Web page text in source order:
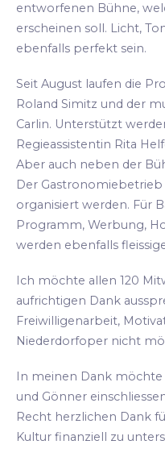
entworfenen Bühne,
erscheinen soll. Licht,
ebenfalls perfekt sein.
Seit August laufen die
Roland Simitz und der
Carlin. Unterstützt
Regieassistentin Rita
Aber auch neben der
Der
organisiert werden. Für
Programm, Werbung,
werden ebenfalls
Ich möchte allen 120
aufrichtigen Dank
Freiwilligenarbeit,
Niederdorfoper nicht
In meinen Dank
und Gönner
Recht herzlichen Dank
Kultur finanziell zu